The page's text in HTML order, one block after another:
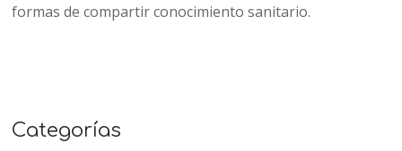
formas de compartir conocimiento sanitario.
Categorías